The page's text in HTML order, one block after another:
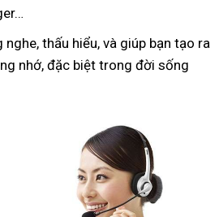
thấu hiểu, và giúp bạn tạo ra
nhớ, đặc biệt trong đời sống